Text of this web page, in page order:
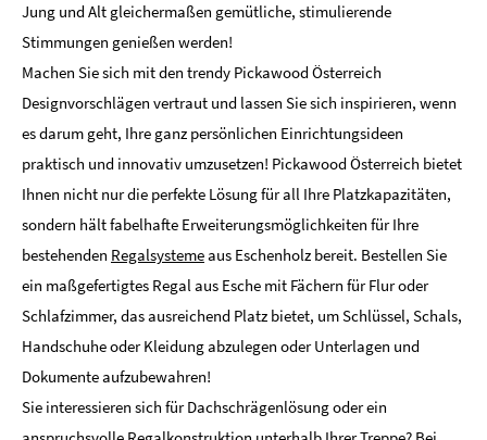
Jung und Alt gleichermaßen gemütliche, stimulierende
Stimmungen genießen werden!
Machen Sie sich mit den trendy Pickawood Österreich
Designvorschlägen vertraut und lassen Sie sich inspirieren, wenn
es darum geht, Ihre ganz persönlichen Einrichtungsideen
praktisch und innovativ umzusetzen! Pickawood Österreich bietet
Ihnen nicht nur die perfekte Lösung für all Ihre Platzkapazitäten,
sondern hält fabelhafte Erweiterungsmöglichkeiten für Ihre
bestehenden Regalsystemeaus Eschenholz bereit. Bestellen Sie
ein maßgefertigtes Regal aus Esche mit Fächern für Flur oder
Schlafzimmer, das ausreichend Platz bietet, um Schlüssel, Schals,
Handschuhe oder Kleidung abzulegen oder Unterlagen und
Dokumente aufzubewahren!
Sie interessieren sich für Dachschrägenlösung oder ein